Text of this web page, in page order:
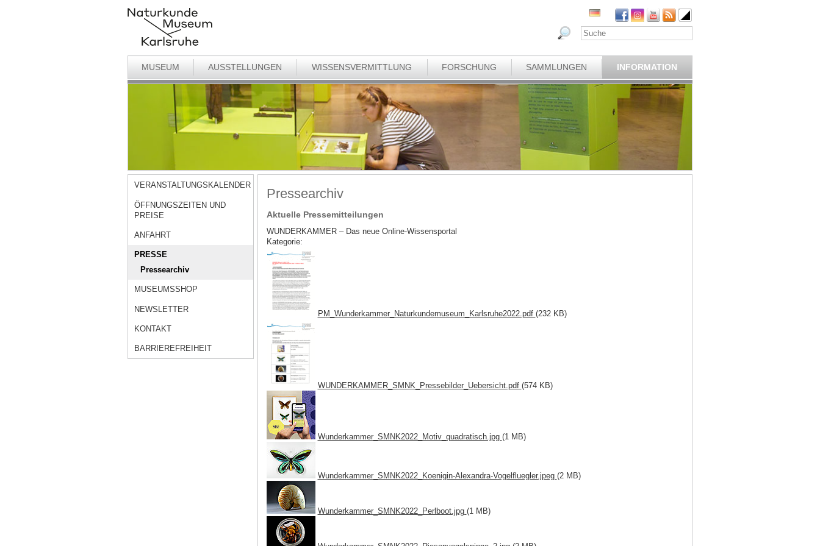
MUSEUM AUSSTELLUNGEN WISSENSVERMITTLUNG FORSCHUNG SAMMLUNGEN INFORMATION
VERANSTALTUNGSKALENDER
ÖFFNUNGSZEITEN UND
PREISE
ANFAHRT
PRESSE
Pressearchiv
MUSEUMSSHOP
NEWSLETTER
KONTAKT
BARRIEREFREIHEIT
Pressearchiv
Aktuelle Pressemitteilungen
WUNDERKAMMER – Das neue Online-Wissensportal
Kategorie:
PM_Wunderkammer_Naturkundemuseum_Karlsruhe2022.pdf (232 KB)
WUNDERKAMMER_SMNK_Pressebilder_Uebersicht.pdf (574 KB)
Wunderkammer_SMNK2022_Motiv_quadratisch.jpg (1 MB)
Wunderkammer_SMNK2022_Koenigin-Alexandra-Vogelfluegler.jpeg (2 MB)
Wunderkammer_SMNK2022_Perlboot.jpg (1 MB)